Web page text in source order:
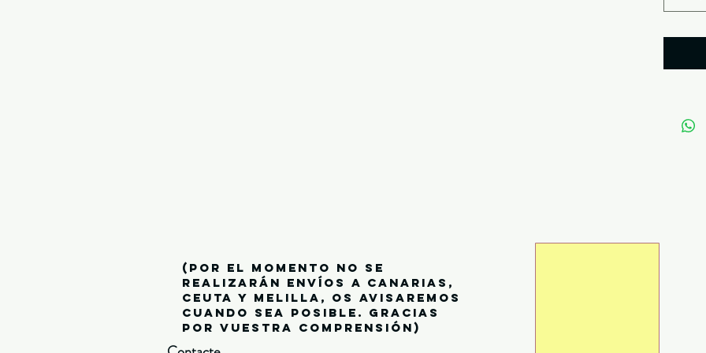
se
un
de
(por el momento no se
realizarán envíos a canarias,
ceuta y melilla, os avisaremos
cuando sea posible. gracias
por vuestra comprensión)